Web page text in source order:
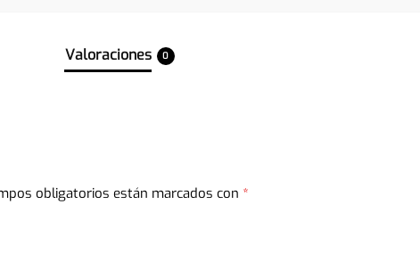
Valoraciones 0
obligatorios están marcados con *